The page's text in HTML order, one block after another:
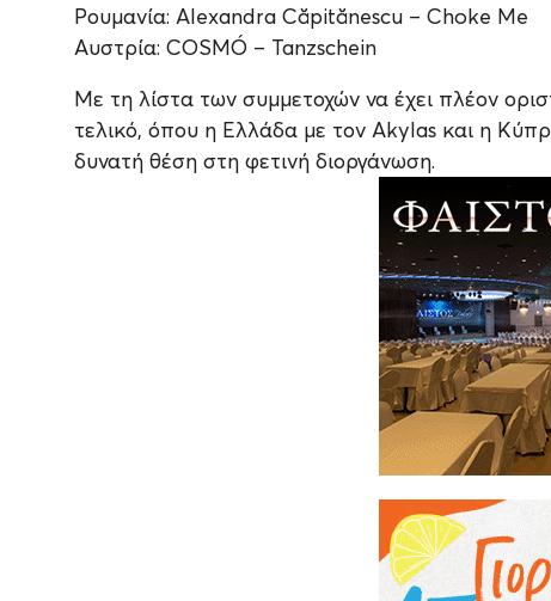
Ρουμανία: Alexandra Căpitănescu – Choke Me
Αυστρία: COSMÓ – Tanzschein
Με τη λίστα των συμμετοχών να έχει πλέον
τελικό, όπου η Ελλάδα με τον Akylas και η
δυνατή θέση στη φετινή διοργάνωση.